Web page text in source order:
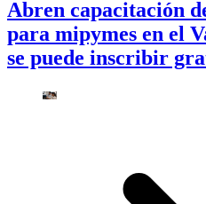
Abren capacitación
para mipymes en el
se puede inscribir